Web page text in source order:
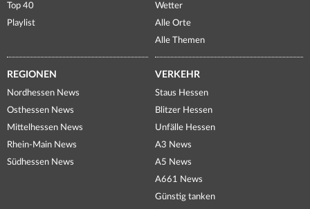
Top 40
Playlist
Wetter
Alle Orte
Alle Themen
REGIONEN
Nordhessen News
Osthessen News
Mittelhessen News
Rhein-Main News
Südhessen News
VERKEHR
Staus Hessen
Blitzer Hessen
Unfälle Hessen
A3 News
A5 News
A661 News
Günstig tanken